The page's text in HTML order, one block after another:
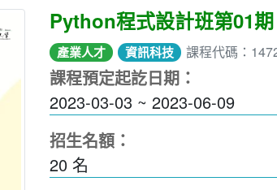
Python程式設計班第01期
產業人才 資訊科技 課程代碼：
課程預定起訖日期：
2023-03-03 ~ 2023-06-09
招生名額：
20 名